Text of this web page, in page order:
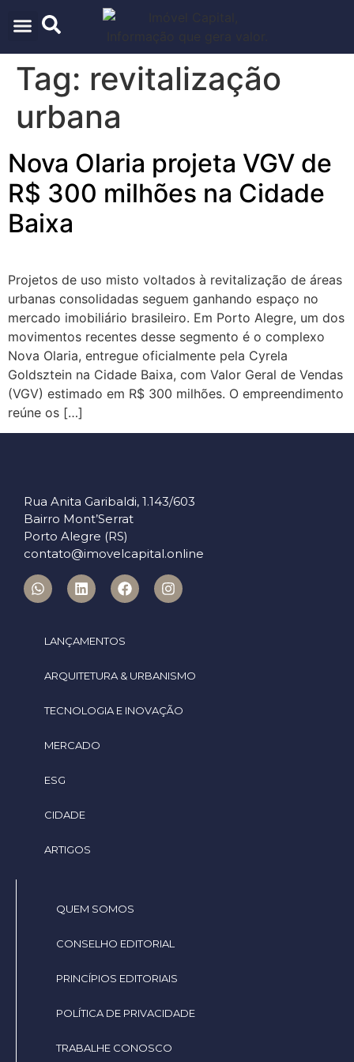
Tag: revitalização
urbana
Nova Olaria projeta VGV de
R$ 300 milhões na Cidade
Baixa
Projetos de uso misto voltados à revitalização de áreas
urbanas consolidadas seguem ganhando espaço no
mercado imobiliário brasileiro. Em Porto Alegre, um dos
movimentos recentes desse segmento é o complexo
Nova Olaria, entregue oficialmente pela Cyrela
Goldsztein na Cidade Baixa, com Valor Geral de Vendas
(VGV) estimado em R$ 300 milhões. O empreendimento
reúne os […]
Rua Anita Garibaldi, 1.143/603
Bairro Mont’Serrat
Porto Alegre (RS)
contato@imovelcapital.online
LANÇAMENTOS
ARQUITETURA & URBANISMO
TECNOLOGIA E INOVAÇÃO
MERCADO
ESG
CIDADE
ARTIGOS
QUEM SOMOS
CONSELHO EDITORIAL
PRINCÍPIOS EDITORIAIS
POLÍTICA DE PRIVACIDADE
TRABALHE CONOSCO